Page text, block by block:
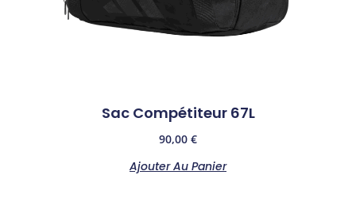
Sac Compétiteur 67L
90,00 €
Ajouter Au Panier